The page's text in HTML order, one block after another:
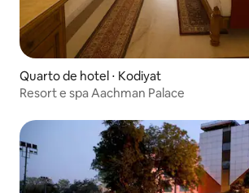
Quarto de hotel ⋅ Kodiyat
Resort e spa Aachman Palace